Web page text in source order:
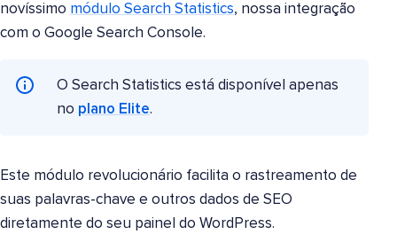
novíssimo módulo Search Statistics, nossa integração
com o Google Search Console.
O Search Statistics está disponível apenas
no plano Elite.
Este módulo revolucionário facilita o rastreamento de
suas palavras-chave e outros dados de SEO
diretamente do seu painel do WordPress.